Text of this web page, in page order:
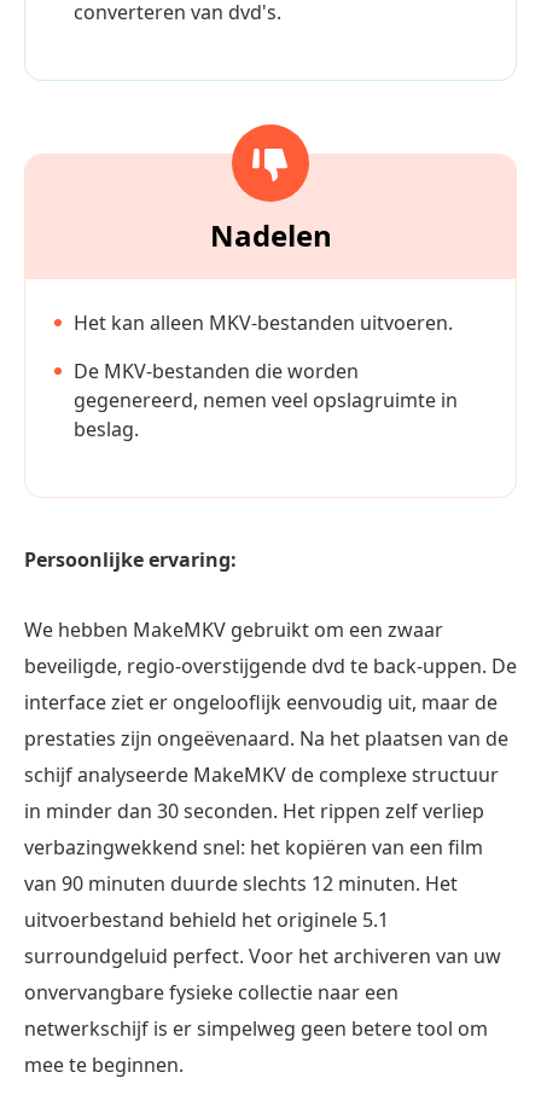
converteren van dvd's.
Nadelen
Het kan alleen MKV-bestanden uitvoeren.
De MKV-bestanden die worden
gegenereerd, nemen veel opslagruimte in
beslag.
Persoonlijke ervaring:
We hebben MakeMKV gebruikt om een zwaar
beveiligde, regio-overstijgende dvd te back-uppen. De
interface ziet er ongelooflijk eenvoudig uit, maar de
prestaties zijn ongeëvenaard. Na het plaatsen van de
schijf analyseerde MakeMKV de complexe structuur
in minder dan 30 seconden. Het rippen zelf verliep
verbazingwekkend snel: het kopiëren van een film
van 90 minuten duurde slechts 12 minuten. Het
uitvoerbestand behield het originele 5.1
surroundgeluid perfect. Voor het archiveren van uw
onvervangbare fysieke collectie naar een
netwerkschijf is er simpelweg geen betere tool om
mee te beginnen.